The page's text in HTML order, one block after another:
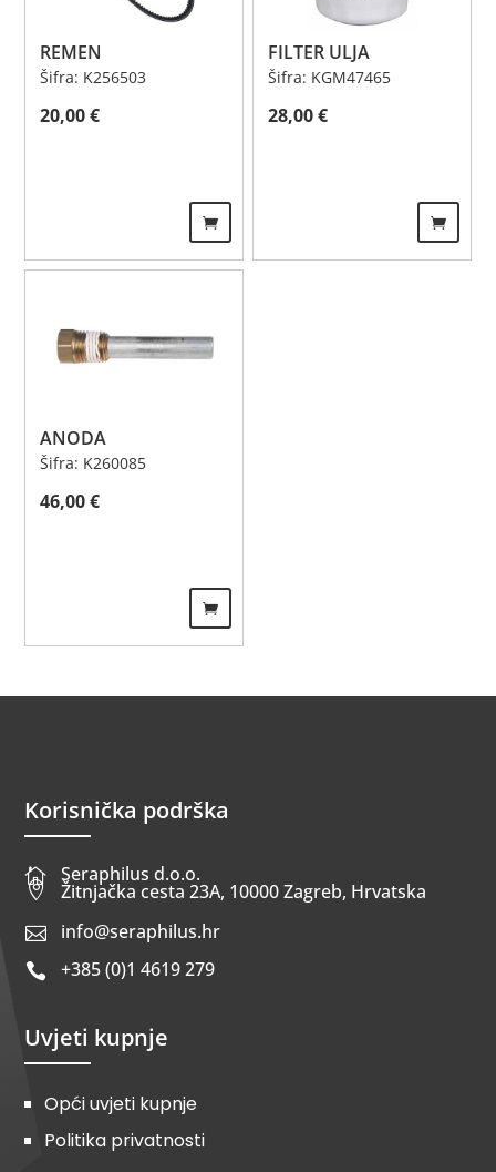
REMEN
Šifra: K256503
20,00€
FILTER ULJA
Šifra: KGM47465
28,00€
ANODA
Šifra: K260085
46,00€
Korisnička podrška
 Seraphilus d.o.o.
 Žitnjačka cesta 23A, 10000 Zagreb, Hrvatska
 info@seraphilus.hr
 +385 (0)1 4619 279
Uvjeti kupnje
Opći uvjeti kupnje
Politika privatnosti